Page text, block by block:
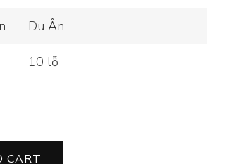
Du Ân
10 lỗ
CART